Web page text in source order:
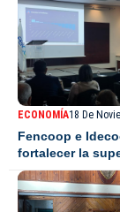
ECONOMÍA18 De
Fencoop e
fortalecer la